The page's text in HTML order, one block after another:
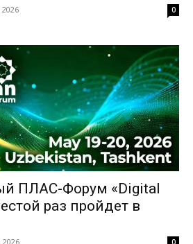
2026 0
ПЛАС-Форум «Digital
раз пройдет в
2026 0